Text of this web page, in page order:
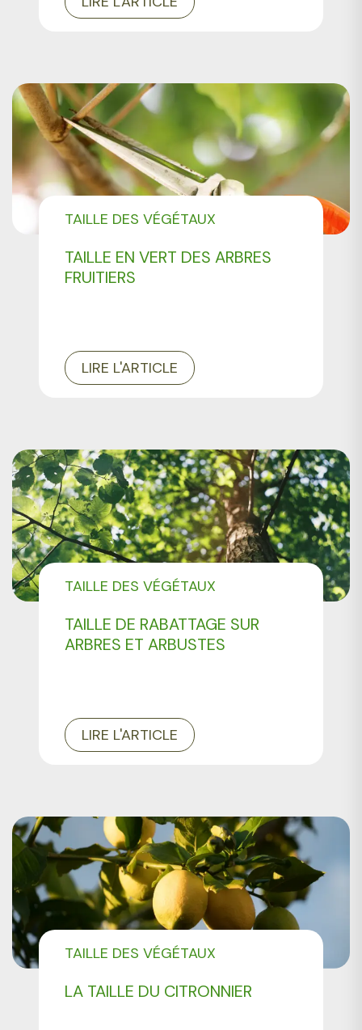
TAILLE EN VERT DES ARBRES
FRUITIERS
TAILLE DES VÉGÉTAUX
LIRE L'ARTICLE
TAILLE DE RABATTAGE SUR
ARBRES ET ARBUSTES
TAILLE DES VÉGÉTAUX
LIRE L'ARTICLE
LA TAILLE DU CITRONNIER
TAILLE DES VÉGÉTAUX